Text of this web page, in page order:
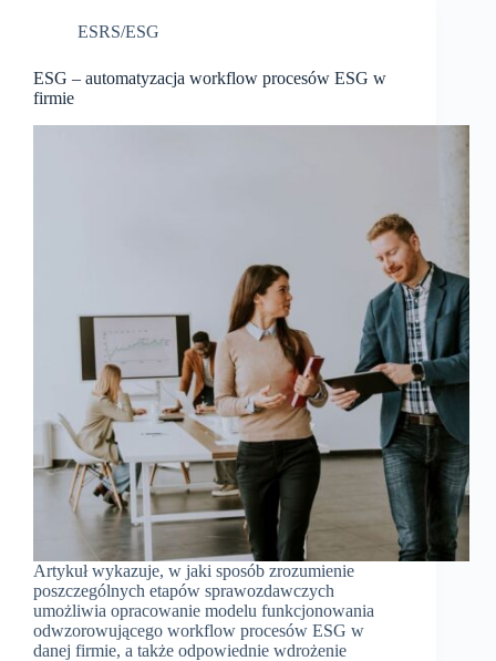
ESRS/ESG
ESG – automatyzacja workflow procesów ESG w
firmie
Artykuł wykazuje, w jaki sposób zrozumienie
poszczególnych etapów sprawozdawczych
umożliwia opracowanie modelu funkcjonowania
odwzorowującego workflow procesów ESG w
danej firmie, a także odpowiednie wdrożenie